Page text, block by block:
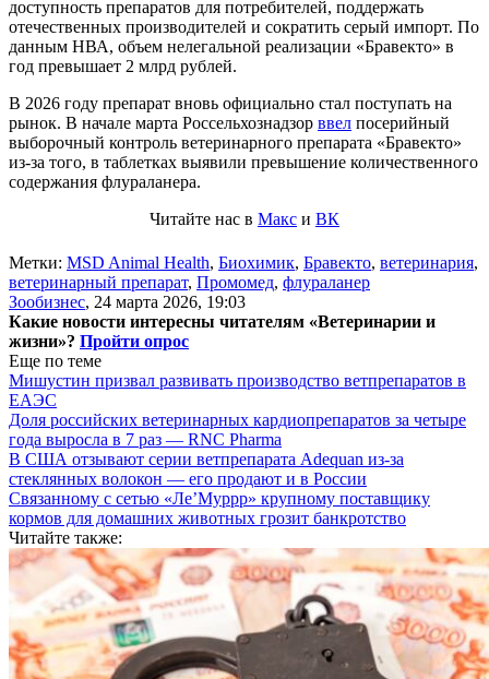
доступность препаратов для потребителей, поддержать
отечественных производителей и сократить серый импорт. По
данным НВА, объем нелегальной реализации «Бравекто» в
год превышает 2 млрд рублей.
В 2026 году препарат вновь официально стал поступать на
рынок. В начале марта Россельхознадзор ввел посерийный
выборочный контроль ветеринарного препарата «Бравекто»
из-за того, в таблетках выявили превышение количественного
содержания флураланера.
Читайте нас в Макс и ВК
Метки: MSD Animal Health, Биохимик, Бравекто, ветеринария,
ветеринарный препарат, Промомед, флураланер
Зообизнес, 24 марта 2026, 19:03
Какие новости интересны читателям «Ветеринарии и
жизни»? Пройти опрос
Еще по теме
Мишустин призвал развивать производство ветпрепаратов в
ЕАЭС
Доля российских ветеринарных кардиопрепаратов за четыре
года выросла в 7 раз — RNC Pharma
В США отзывают серии ветпрепарата Adequan из-за
стеклянных волокон — его продают и в России
Связанному с сетью «Ле’Муррр» крупному поставщику
кормов для домашних животных грозит банкротство
Читайте также: